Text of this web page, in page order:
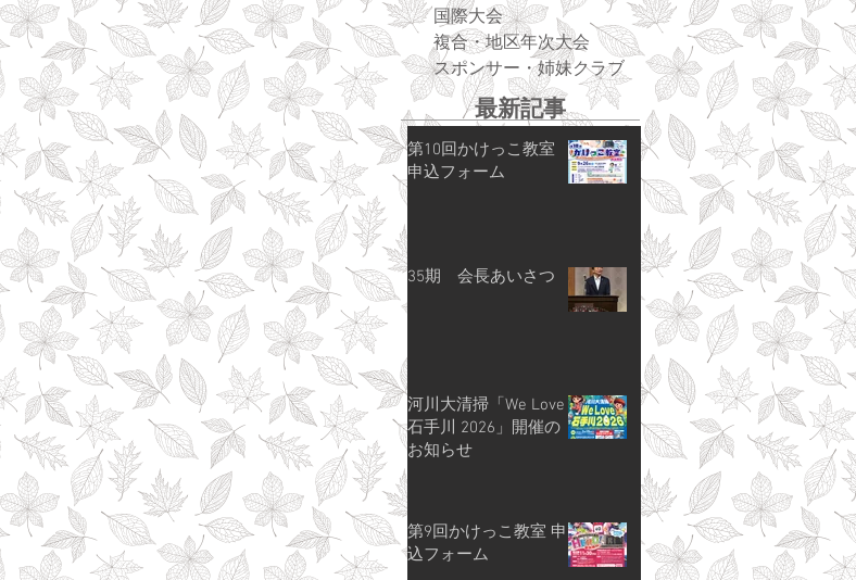
国際大会
複合・地区年次大会
スポンサー・姉妹クラブ
最新記事
第10回かけっこ教室
申込フォーム
35期 会長あいさつ
河川大清掃「We Love
石手川 2026」開催の
お知らせ
第9回かけっこ教室 申
込フォーム